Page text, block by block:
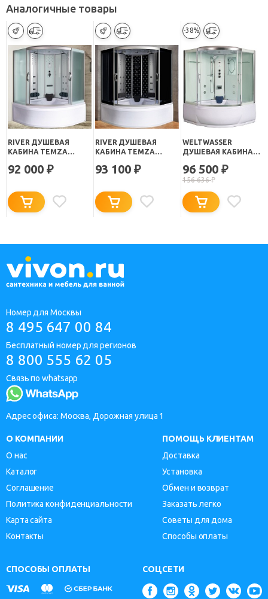
Аналогичные товары
RIVER ДУШЕВАЯ
КАБИНА TEMZA
92 000 ₽
RIVER ДУШЕВАЯ
КАБИНА TEMZA
93 100 ₽
-38%
WELTWASSER
ДУШЕВАЯ КАБИНА
96 500 ₽
156 636₽
Номер для Москвы
8 495 647 00 84
Бесплатный номер для регионов
8 800 555 62 05
Связь по whatsapp
Адрес офиса: Москва, Дорожная улица 1
О КОМПАНИИ
О нас
Каталог
Соглашение
Политика конфиденциальности
Карта сайта
Контакты
ПОМОЩЬ КЛИЕНТАМ
Доставка
Установка
Обмен и возврат
Заказать легко
Советы для дома
Способы оплаты
СПОСОБЫ ОПЛАТЫ СОЦСЕТИ